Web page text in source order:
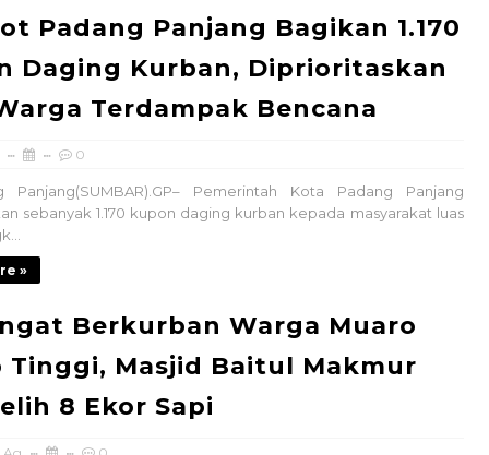
Padang Panjang Bagikan 1.170
Daging Kurban, Diprioritaskan
Terdampak Bencana
0
Pemerintah Kota Padang Panjang
sebanyak 1.170 kupon daging kurban kepada masyarakat luas
»
Berkurban Warga Muaro
Tinggi, Masjid Baitul Makmur
8 Ekor Sapi
0